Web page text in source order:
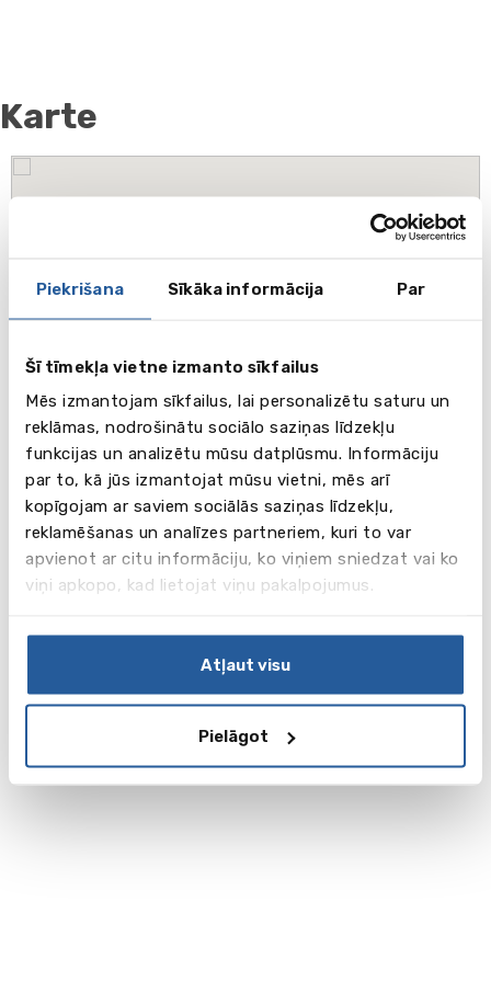
Piekrišana Sīkāka informācija Par
Šī tīmekļa vietne izmanto sīkfailus
Mēs izmantojam sīkfailus, lai personalizētu saturu un
reklāmas, nodrošinātu sociālo saziņas līdzekļu
funkcijas un analizētu mūsu datplūsmu. Informāciju
par to, kā jūs izmantojat mūsu vietni, mēs arī
kopīgojam ar saviem sociālās saziņas līdzekļu,
reklamēšanas un analīzes partneriem, kuri to var
apvienot ar citu informāciju, ko viņiem sniedzat vai ko
viņi apkopo, kad lietojat viņu pakalpojumus.
Atļaut visu
Pielāgot
Karte